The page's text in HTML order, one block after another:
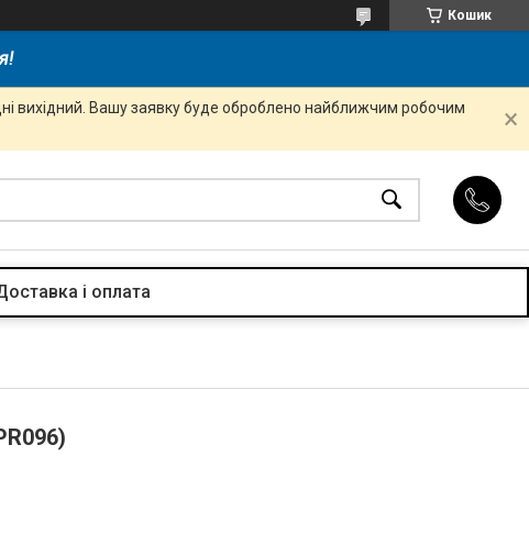
Кошик
вихідний. Вашу заявку буде оброблено найближчим робочим
і оплата